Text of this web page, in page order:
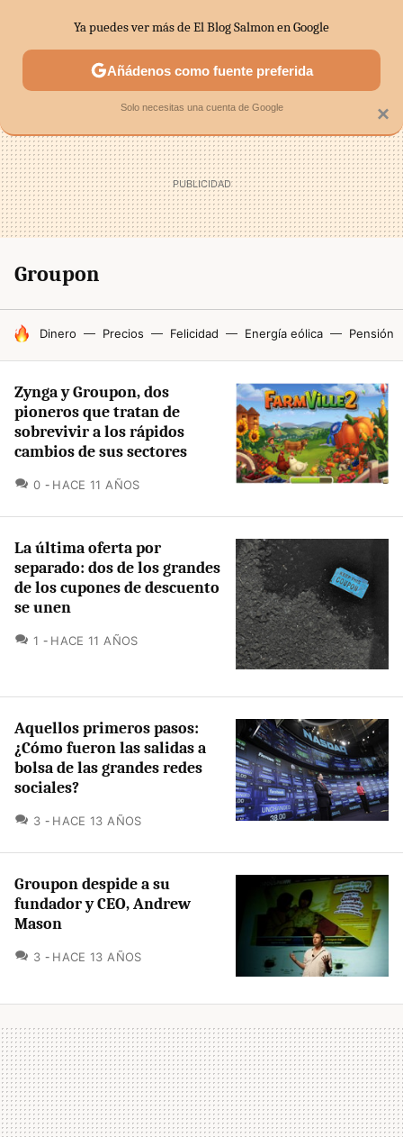
SECTORES ECONOMÍA DOMÉSTICA MERCADOS
Groupon
HOY SE HABLA DE
Dinero Precios Felicidad Energía eólica Pensión
Zynga y Groupon, dos
pioneros que tratan de
sobrevivir a los rápidos
cambios de sus sectores
0 COMENTARIOS
HACE 11 AÑOS
La última oferta por
separado: dos de los grandes
de los cupones de descuento
se unen
1 COMENTARIOS
HACE 11 AÑOS
Aquellos primeros pasos:
¿Cómo fueron las salidas a
bolsa de las grandes redes
sociales?
3 COMENTARIOS
HACE 13 AÑOS
Groupon despide a su
fundador y CEO, Andrew
Mason
3 COMENTARIOS
HACE 13 AÑOS
×
Ya puedes ver más de El Blog Salmon en Google
Añádenos como fuente preferida
Solo necesitas una cuenta de Google